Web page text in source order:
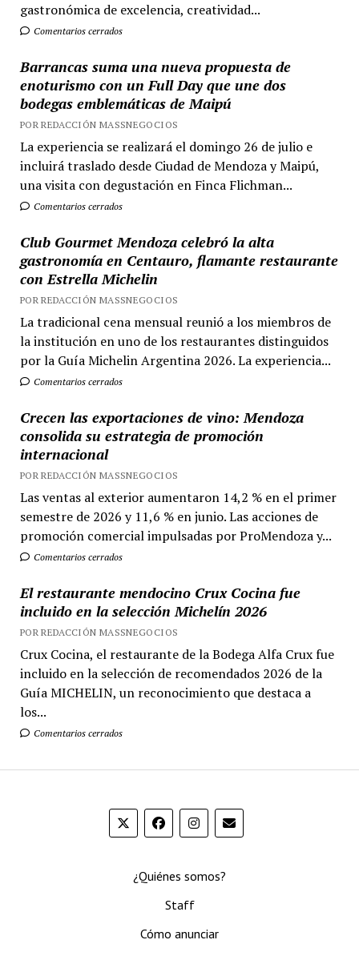
gastronómica de excelencia, creatividad...
Comentarios cerrados
Barrancas suma una nueva propuesta de
enoturismo con un Full Day que une dos
bodegas emblemáticas de Maipú
POR REDACCIÓN MASSNEGOCIOS
La experiencia se realizará el domingo 26 de julio e
incluirá traslado desde Ciudad de Mendoza y Maipú,
una visita con degustación en Finca Flichman...
Comentarios cerrados
Club Gourmet Mendoza celebró la alta
gastronomía en Centauro, flamante restaurante
con Estrella Michelin
POR REDACCIÓN MASSNEGOCIOS
La tradicional cena mensual reunió a los miembros de
la institución en uno de los restaurantes distinguidos
por la Guía Michelin Argentina 2026. La experiencia...
Comentarios cerrados
Crecen las exportaciones de vino: Mendoza
consolida su estrategia de promoción
internacional
POR REDACCIÓN MASSNEGOCIOS
Las ventas al exterior aumentaron 14,2 % en el primer
semestre de 2026 y 11,6 % en junio. Las acciones de
promoción comercial impulsadas por ProMendoza y...
Comentarios cerrados
El restaurante mendocino Crux Cocina fue
incluido en la selección Michelín 2026
POR REDACCIÓN MASSNEGOCIOS
Crux Cocina, el restaurante de la Bodega Alfa Crux fue
incluido en la selección de recomendados 2026 de la
Guía MICHELIN, un reconocimiento que destaca a
los...
Comentarios cerrados
¿Quiénes somos?
Staff
Cómo anunciar